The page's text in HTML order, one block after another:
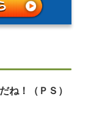
ね！（ＰＳ）